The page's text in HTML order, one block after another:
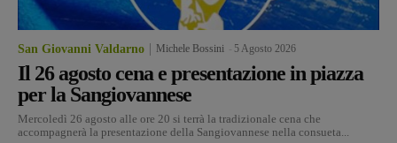
San Giovanni Valdarno Michele Bossini 5 Agosto 2026
Il 26 agosto cena e presentazione in piazza
per la Sangiovannese
Mercoledì 26 agosto alle ore 20 si terrà la tradizionale cena che
accompagnerà la presentazione della Sangiovannese nella consueta...